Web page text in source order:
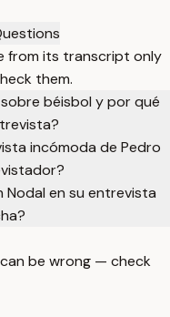
from its transcript only
them.
béisbol y por qué
incómoda de Pedro
Nodal en su entrevista
be wrong — check